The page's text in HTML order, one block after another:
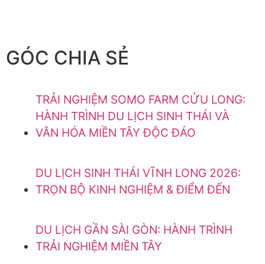
GÓC CHIA SẺ
TRẢI NGHIỆM SOMO FARM CỬU LONG:
HÀNH TRÌNH DU LỊCH SINH THÁI VÀ
VĂN HÓA MIỀN TÂY ĐỘC ĐÁO
DU LỊCH SINH THÁI VĨNH LONG 2026:
TRỌN BỘ KINH NGHIỆM & ĐIỂM ĐẾN
DU LỊCH GẦN SÀI GÒN: HÀNH TRÌNH
TRẢI NGHIỆM MIỀN TÂY